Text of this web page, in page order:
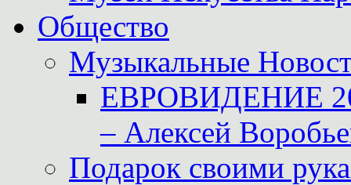
Общество
Музыкальные
ЕВРОВИДЕНИЕ
– Алексей
Подарок своими